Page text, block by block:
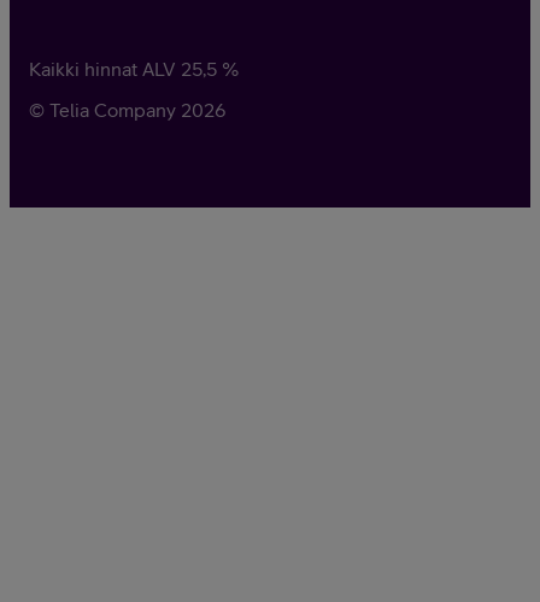
Kaikki hinnat ALV 25,5 %
© Telia Company 2026